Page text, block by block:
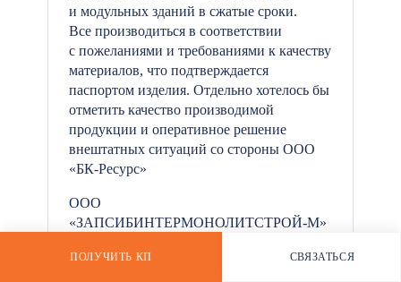
и модульных зданий в сжатые сроки.
Все производиться в соответствии
с пожеланиями и требованиями к качеству
материалов, что подтверждается
паспортом изделия. Отдельно хотелось бы
отметить качество производимой
продукции и оперативное решение
внештатных ситуаций со стороны ООО
«БК-Ресурс»
ООО
«ЗАПСИБИНТЕРМОНОЛИТСТРОЙ-М»
-контрольно-пропускных пунктов,
ПОЛУЧИТЬ КП СВЯЗАТЬСЯ